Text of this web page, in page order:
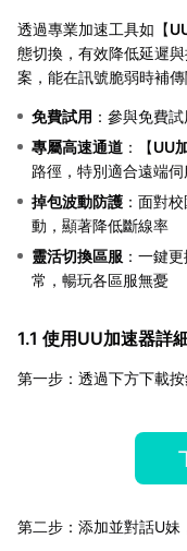
透過專業加速工具如【
態切換，有效降低延遲
案，能在訊號脆弱時補
免費試用 ：參與免費
專屬高速通道 ：【UU
路徑，特別適合遠端
掉包波動防護 ：面對
動，顯著降低斷線率
靈活切換區服 ：一鍵
常，暢玩各區服無憂
1.1 使用UU加速器詳
第一步：透過下方下載
第二步：添加並對話U妹